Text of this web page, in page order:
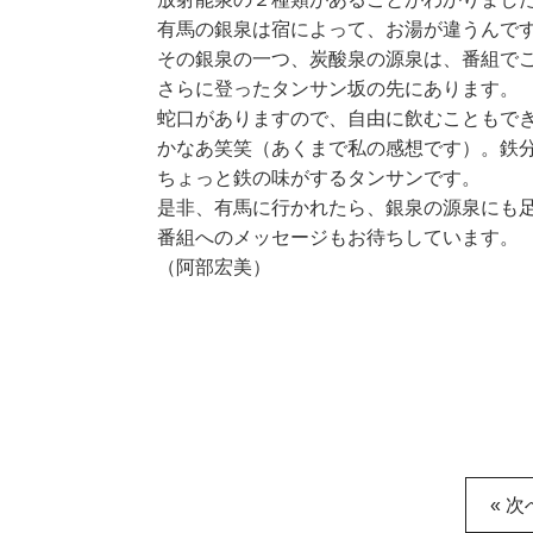
有馬の銀泉は宿によって、お湯が違うんで
その銀泉の一つ、炭酸泉の源泉は、番組で
さらに登ったタンサン坂の先にあります。
蛇口がありますので、自由に飲むこともで
かなあ笑笑（あくまで私の感想です）。鉄
ちょっと鉄の味がするタンサンです。
是非、有馬に行かれたら、銀泉の源泉にも
番組へのメッセージもお待ちしています。
（阿部宏美）
« 次